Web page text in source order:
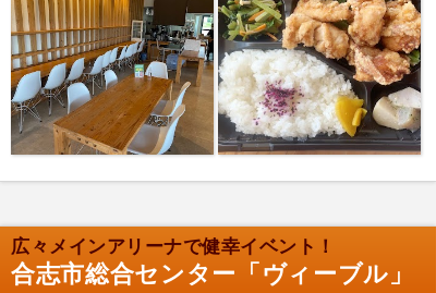
広々メインアリーナで健幸イベント！
合志市総合センター「ヴィーブル」